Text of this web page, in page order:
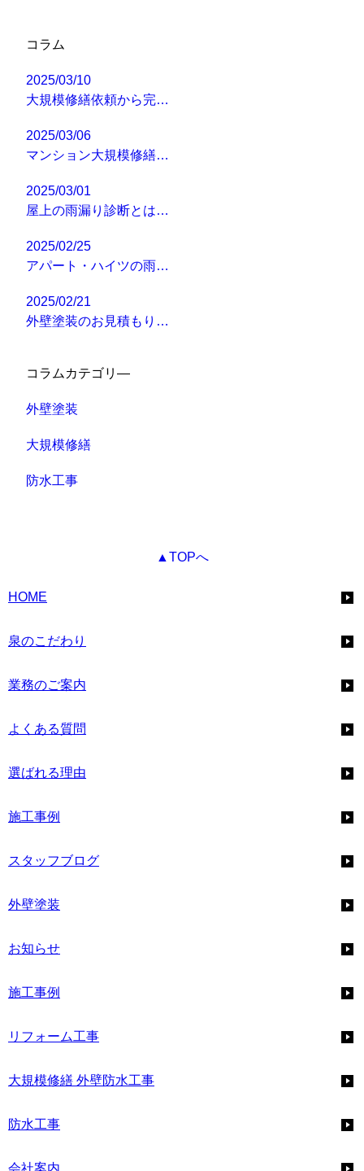
コラム
2025/03/10
大規模修繕依頼から完…
2025/03/06
マンション大規模修繕…
2025/03/01
屋上の雨漏り診断とは…
2025/02/25
アパート・ハイツの雨…
2025/02/21
外壁塗装のお見積もり…
コラムカテゴリ―
外壁塗装
大規模修繕
防水工事
▲TOPへ
HOME
泉のこだわり
業務のご案内
よくある質問
選ばれる理由
施工事例
スタッフブログ
外壁塗装
お知らせ
施工事例
リフォーム工事
大規模修繕 外壁防水工事
防水工事
会社案内